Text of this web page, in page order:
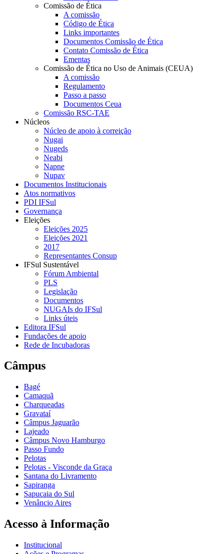
Comissão de Ética
A comissão
Código de Ética
Links importantes
Documentos Comissão de Ética
Contato Comissão de Ética
Ementas
Comissão de Ética no Uso de Animais (CEUA)
A comissão
Regulamento
Passo a passo
Documentos Ceua
Comissão RSC-TAE
Núcleos
Núcleo de apoio à correição
Nugai
Nugeds
Neabi
Napne
Nupav
Documentos Institucionais
Atos normativos
PDI IFSul
Governança
Eleições
Eleições 2025
Eleições 2021
2017
Representantes Consup
IFSul Sustentável
Fórum Ambiental
PLS
Legislação
Documentos
NUGAIs do IFSul
Links úteis
Editora IFSul
Fundações de apoio
Rede de Incubadoras
Câmpus
Bagé
Camaquã
Charqueadas
Gravataí
Câmpus Jaguarão
Lajeado
Câmpus Novo Hamburgo
Passo Fundo
Pelotas
Pelotas - Visconde da Graça
Santana do Livramento
Sapiranga
Sapucaia do Sul
Venâncio Aires
Acesso à Informação
Institucional